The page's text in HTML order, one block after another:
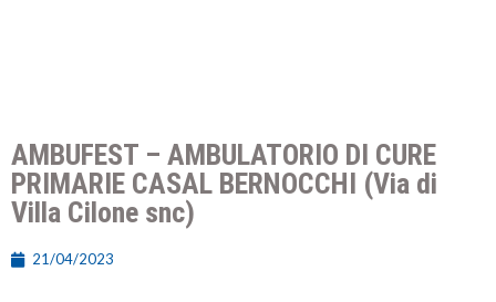
AMBUFEST – AMBULATORIO DI CURE
PRIMARIE CASAL BERNOCCHI (Via di
Villa Cilone snc)
21/04/2023